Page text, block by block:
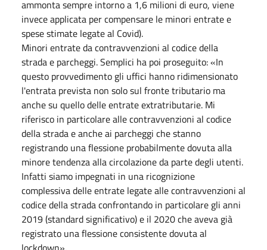
ammonta sempre intorno a 1,6 milioni di euro, viene
invece applicata per compensare le minori entrate e
spese stimate legate al Covid).
Minori entrate da contravvenzioni al codice della
strada e parcheggi. Semplici ha poi proseguito: «In
questo provvedimento gli uffici hanno ridimensionato
l'entrata prevista non solo sul fronte tributario ma
anche su quello delle entrate extratributarie. Mi
riferisco in particolare alle contravvenzioni al codice
della strada e anche ai parcheggi che stanno
registrando una flessione probabilmente dovuta alla
minore tendenza alla circolazione da parte degli utenti.
Infatti siamo impegnati in una ricognizione
complessiva delle entrate legate alle contravvenzioni al
codice della strada confrontando in particolare gli anni
2019 (standard significativo) e il 2020 che aveva già
registrato una flessione consistente dovuta al